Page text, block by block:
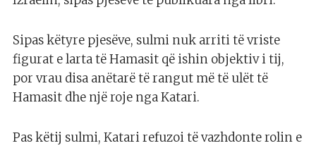
Sipas këtyre pjesëve, sulmi nuk arriti të vriste
figurat e larta të Hamasit që ishin objektiv i tij,
por vrau disa anëtarë të rangut më të ulët të
Hamasit dhe një roje nga Katari.
Pas këtij sulmi, Katari refuzoi të vazhdonte rolin e